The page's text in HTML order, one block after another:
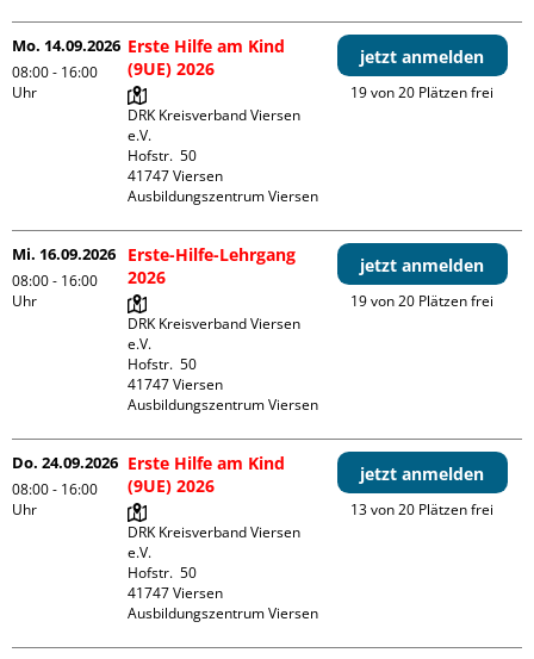
Mo. 14.09.2026
08:00 - 16:00
Uhr
Erste Hilfe am Kind
(9UE) 2026
DRK Kreisverband Viersen
e.V.
Hofstr.  50
41747 Viersen
Ausbildungszentrum Viersen
jetzt anmelden
19 von 20 Plätzen frei
Mi. 16.09.2026
08:00 - 16:00
Uhr
Erste-Hilfe-Lehrgang
2026
DRK Kreisverband Viersen
e.V.
Hofstr.  50
41747 Viersen
Ausbildungszentrum Viersen
jetzt anmelden
19 von 20 Plätzen frei
Do. 24.09.2026
08:00 - 16:00
Uhr
Erste Hilfe am Kind
(9UE) 2026
DRK Kreisverband Viersen
e.V.
Hofstr.  50
41747 Viersen
Ausbildungszentrum Viersen
jetzt anmelden
13 von 20 Plätzen frei